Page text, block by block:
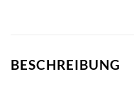
BESCHREIBUNG